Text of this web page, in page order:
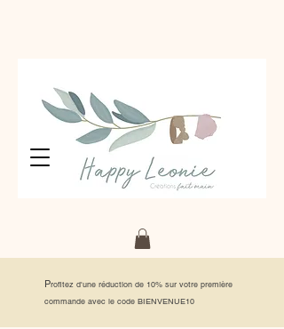
Profitez d'une réduction de 10% sur votre première
commande avec le code BIENVENUE10